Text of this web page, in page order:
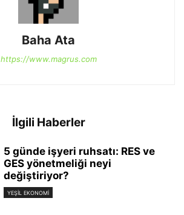
Baha Ata
https://www.magrus.com
İlgili Haberler
5 günde işyeri ruhsatı: RES ve
GES yönetmeliği neyi
değiştiriyor?
YEŞIL EKONOMI